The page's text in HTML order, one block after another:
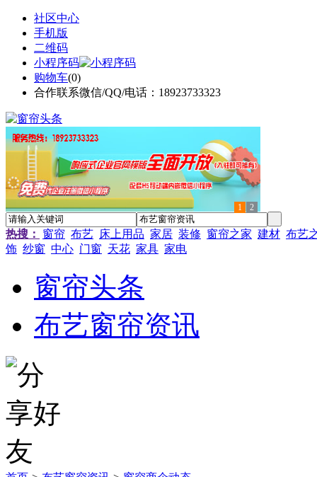
社区中心
手机版
二维码
小程序码
购物车(0)
合作联系微信/QQ/电话：18923733323
1 2
热搜： 窗帘 布艺 床上用品 家居 装修 窗帘之家 建材 布艺
饰 纱窗 中心 门窗 天花 家具 家电
窗帘头条
布艺窗帘资讯